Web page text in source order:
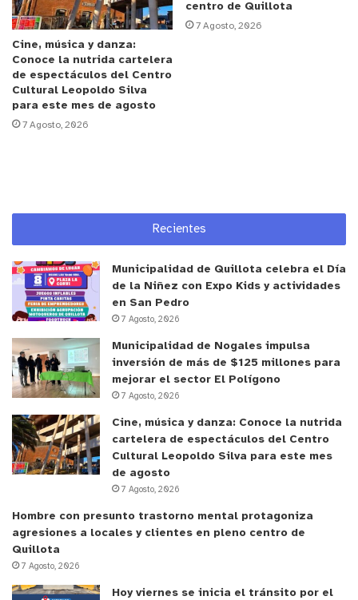
Cabe señalar que este lunes, un equipo de Serviu
Valparaíso compuesto por ingenieros civiles,
constructores y topógrafos, además de un
operador de dron y de videocámaras de inspección
sanitaria, visitó la zona afectada y detectó dos
nuevas tuberías de aguas lluvias que no están
domingo, cuando se constató movimientos de
tierra bajo una terraza del edificio, intervenciones
colector no informado de aguas lluvias, todos
trabajos no realizados por Serviu.
Cine, música y danza:
Conoce la nutrida cartelera
de espectáculos del Centro
Cultural Leopoldo Silva
para este mes de agosto
7 Agosto, 2026
centro de Quillota
7 Agosto, 2026
Recientes
Municipalidad de Quillota celebra el Día
de la Niñez con Expo Kids y actividades
en San Pedro
7 Agosto, 2026
Municipalidad de Nogales impulsa
inversión de más de $125 millones para
mejorar el sector El Polígono
7 Agosto, 2026
Cine, música y danza: Conoce la nutrida
cartelera de espectáculos del Centro
Cultural Leopoldo Silva para este mes
de agosto
7 Agosto, 2026
Hombre con presunto trastorno mental protagoniza
agresiones a locales y clientes en pleno centro de
Quillota
7 Agosto, 2026
Hoy viernes se inicia el tránsito por el